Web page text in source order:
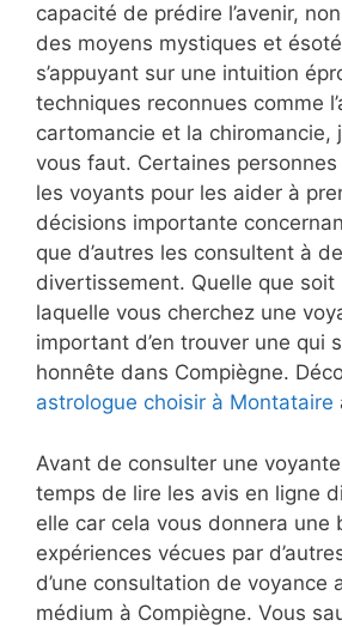
capacité de prédire l’avenir,
des moyens mystiques et
s’appuyant sur une intuition
techniques reconnues comme
cartomancie et la chiromancie,
vous faut. Certaines
les voyants pour les aider à
décisions importante
que d’autres les consultent à
divertissement. Quelle que soit
laquelle vous cherchez une
important d’en trouver une qui
honnête dans Compiègne.
astrologue choisir à Montataire
Avant de consulter une
temps de lire les avis en ligne
elle car cela vous donnera une
expériences vécues par
d’une consultation de voyance
médium à Compiègne. Vous